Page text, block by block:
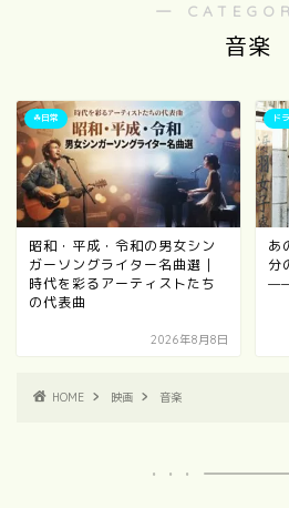
―
音楽
☘日常
昭和・平成・令和の男女シン
ガーソングライター名曲選｜
時代を彩るアーティストたち
の代表曲
2026年8月8日
ド
あ
分
——
HOME 映画 音楽